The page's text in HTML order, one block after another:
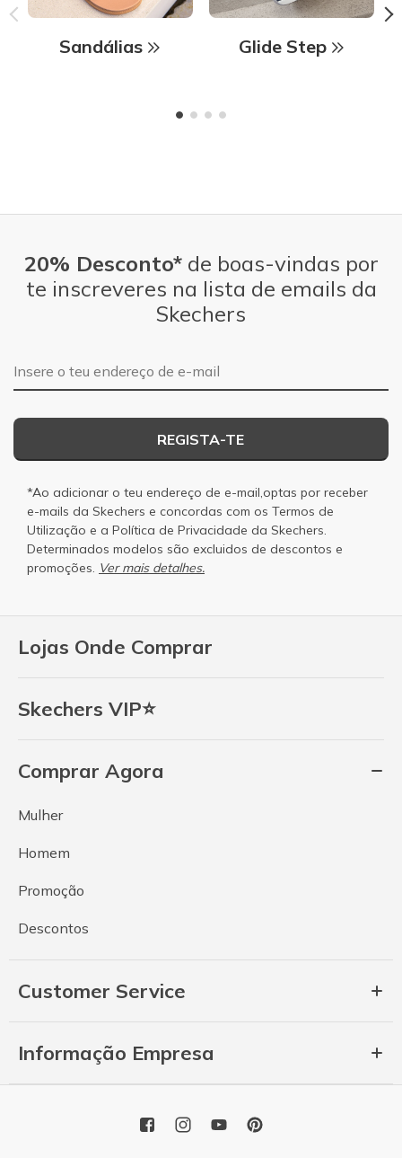
Sandálias Glide Step
Lojas Onde Comprar
Skechers VIP⭐
Comprar Agora
Mulher
Homem
Promoção
Descontos
Customer Service
Informação Empresa
20% Desconto*de boas-vindas por
te inscreveres na lista de emails da
Skechers
Endereço de e-mail
REGISTA-TE
*Ao adicionar o teu endereço de e-mail,optas por receber
e-mails da Skechers e concordas com os Termos de
Utilização e a Política de Privacidade da Skechers.
Determinados modelos são excluidos de descontos e
promoções. Ver mais detalhes.